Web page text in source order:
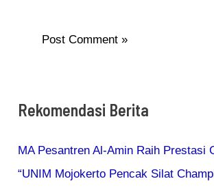
Rekomendasi Berita
MA Pesantren Al-Amin Raih Prestasi
“UNIM Mojokerto Pencak Silat